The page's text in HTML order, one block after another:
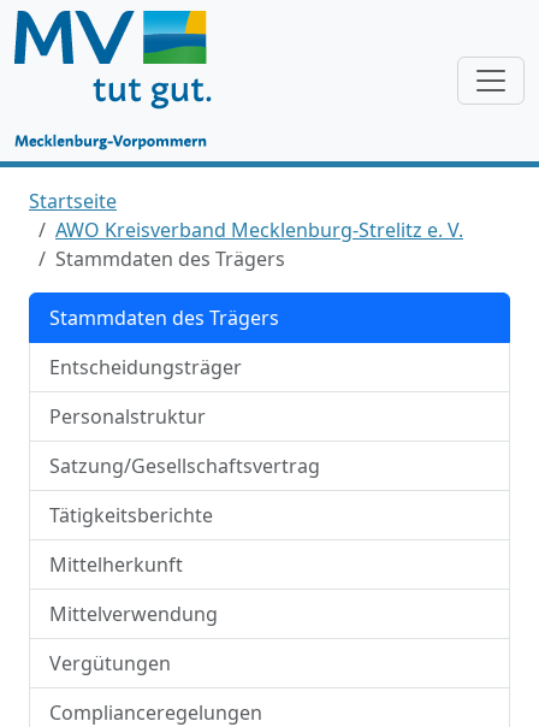
Startseite
AWO Kreisverband Mecklenburg-Strelitz e. V.
Stammdaten des Trägers
Stammdaten des Trägers
Entscheidungsträger
Personalstruktur
Satzung/Gesellschaftsvertrag
Tätigkeitsberichte
Mittelherkunft
Mittelverwendung
Vergütungen
Complianceregelungen